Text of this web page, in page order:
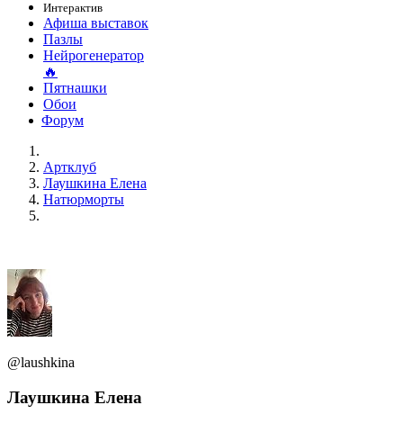
Интерактив
Афиша выставок
Пазлы
Нейрогенератор
🔥
Пятнашки
Обои
Форум
Артклуб
Лаушкина Елена
Натюрморты
@laushkina
Лаушкина Елена